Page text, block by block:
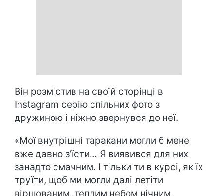
Він розмістив на своїй сторінці в
Instagram серію спільних фото з
дружиною і ніжно звернувся до неї.
«Мої внутрішні таракани могли б мене
вже давно зʼїсти… Я виявився для них
занадто смачним. І тільки ти в курсі, як їх
труїти, щоб ми могли далі летіти
віршованим, теплим небом нічним.